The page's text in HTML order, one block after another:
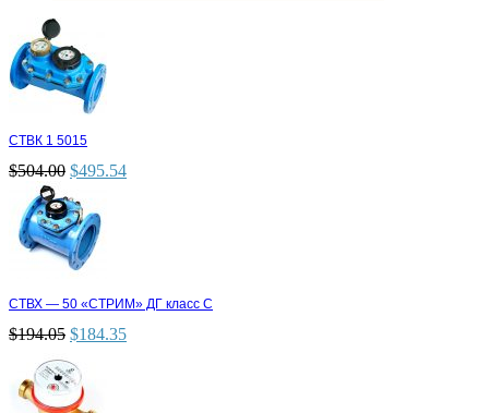
СТВК 1 5015
$504.00 $495.54
СТВХ — 50 «СТРИМ» ДГ класс С
$194.05 $184.35